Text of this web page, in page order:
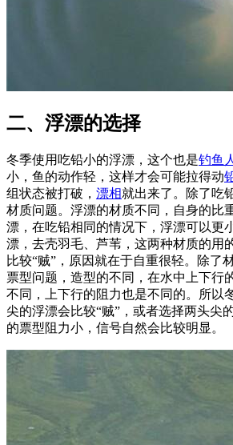
二、浮漂的选择
冬季使用吃铅小的浮漂，这个也是钓鱼人
小，鱼的动作轻，这样才会可能拉得动
组状态被打破， 漂相就出来了。除了吃
材质问题。浮漂的材质不同，自身的比
漂，在吃铅相同的情况下，浮漂可以更
漂，去壳羽毛、芦苇，这两种材质的用
比较“贼”，原因就在于自重很轻。除了
票型问题，造型的不同，在水中上下行
不同，上下行的阻力也是不同的。所以
尖的浮漂会比较“贼”，或者选择两头尖
的票型阻力小，信号自然会比较明显。